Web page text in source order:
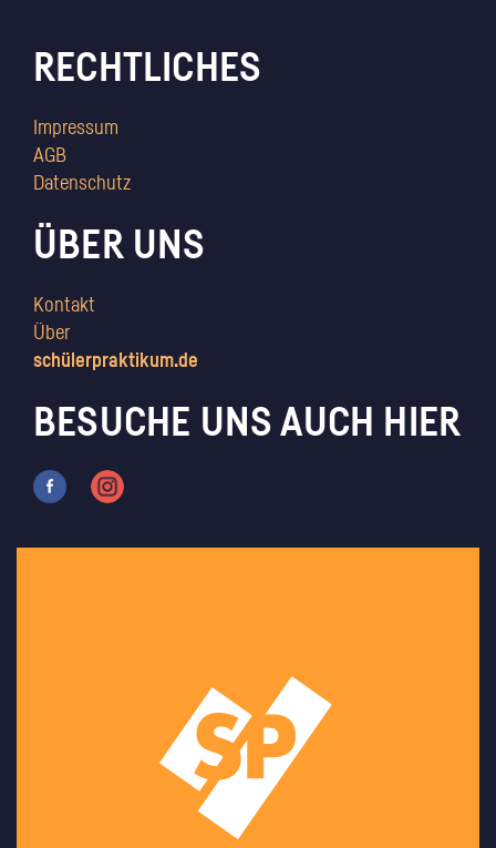
RECHTLICHES
Impressum
AGB
Datenschutz
ÜBER UNS
Kontakt
Über
schülerpraktikum.de
BESUCHE UNS AUCH HIER